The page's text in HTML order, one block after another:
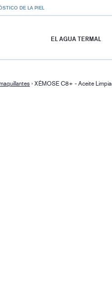
DE LA PIEL
EL AGUA TERMAL
› XÉMOSE C8+ - Aceite